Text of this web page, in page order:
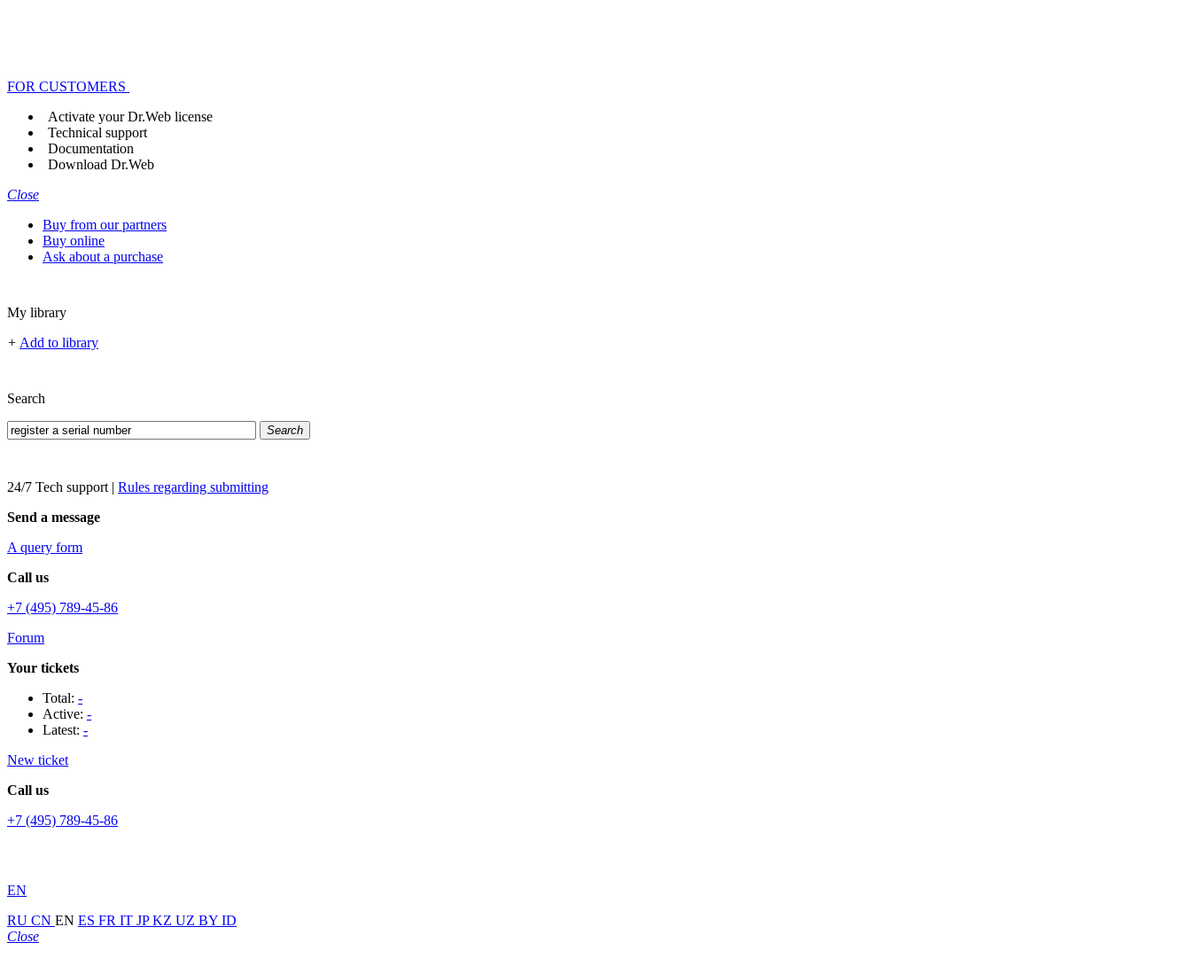
FOR CUSTOMERS
Activate your Dr.Web license
Technical support
Documentation
Download Dr.Web
Close
Buy from our partners
Buy online
Ask about a purchase
My library
+ Add to library
Search
Search
24/7 Tech support | Rules regarding submitting
Send a message
A query form
Call us
+7 (495) 789-45-86
Forum
Your tickets
Total: -
Active: -
Latest: -
New ticket
Call us
+7 (495) 789-45-86
EN
RU CN EN ES FR IT JPKZ UZ BY ID
Close